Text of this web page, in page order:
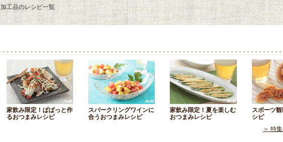
加工品のレシピ一覧
家飲み限定！ぱぱっと作
るおつまみレシピ
スパークリングワインに
合うおつまみレシピ
家飲み限定！夏を楽しむ
おつまみレシピ
スポーツ
シピ
＞ 特